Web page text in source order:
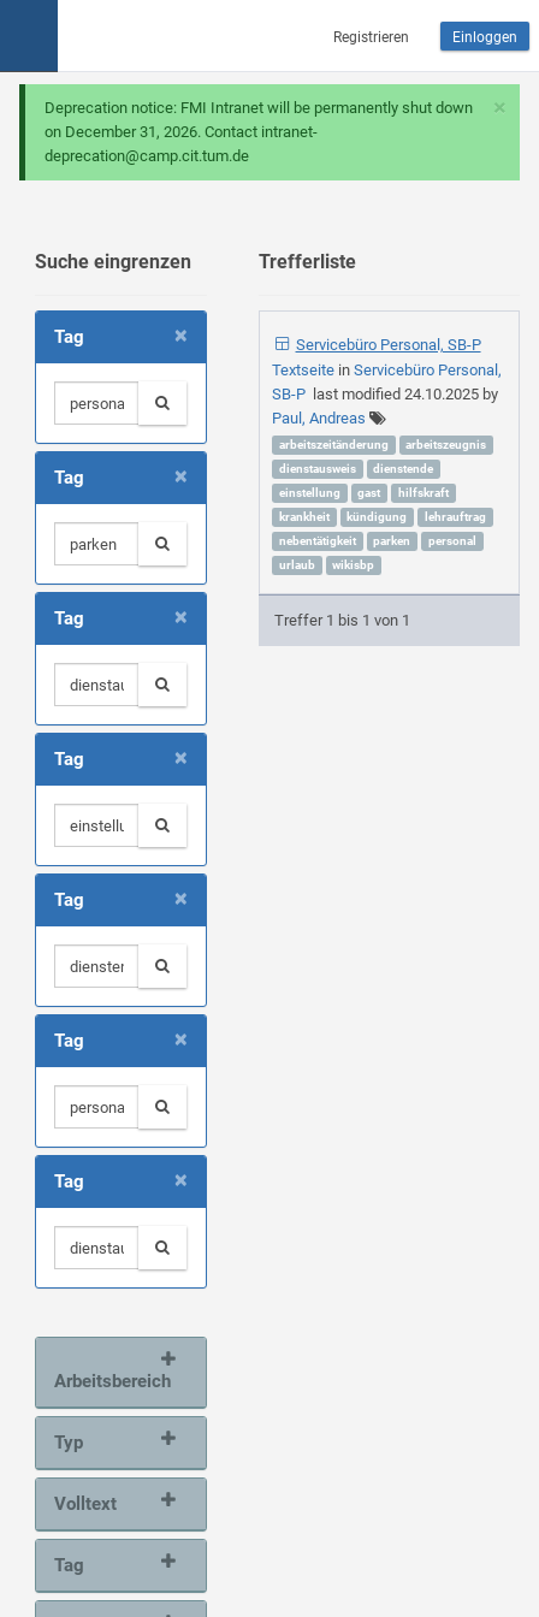
Registrieren Einloggen
×
Deprecation notice: FMI Intranet will be permanently shut down
on December 31, 2026. Contact intranet-
deprecation@camp.cit.tum.de
Suche eingrenzen
×
Tag
×
Tag
×
Tag
×
Tag
×
Tag
×
Tag
×
Tag
Arbeitsbereich
Typ
Volltext
Tag
Trefferliste
Servicebüro Personal, SB-P
Textseite in Servicebüro Personal,
SB-Plast modified 24.10.2025by
Paul, Andreas
arbeitszeitänderung
arbeitszeugnis
dienstausweis
dienstende
einstellung
gast
hilfskraft
krankheit
kündigung
lehrauftrag
nebentätigkeit
parken
personal
urlaub
wikisbp
Treffer 1 bis 1 von 1